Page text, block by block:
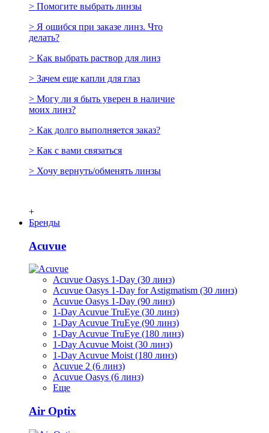
> Помогите выбрать линзы
> Я ошибся при заказе линз. Что
делать?
> Как выбрать раствор для линз
> Зачем еще капли для глаз
> Могу ли я быть уверен в наличие
моих линз?
> Как долго выполняется заказ?
> Как с вами связаться
> Хочу вернуть/обменять линзы
+
Бренды
Acuvue
Acuvue Oasys 1-Day (30 линз)
Acuvue Oasys 1-Day for Astigmatism (30 линз)
Acuvue Oasys 1-Day (90 линз)
1-Day Acuvue TruEye (30 линз)
1-Day Acuvue TruEye (90 линз)
1-Day Acuvue TruEye (180 линз)
1-Day Acuvue Moist (30 линз)
1-Day Acuvue Moist (180 линз)
Acuvue 2 (6 линз)
Acuvue Oasys (6 линз)
Еще
Air Optix